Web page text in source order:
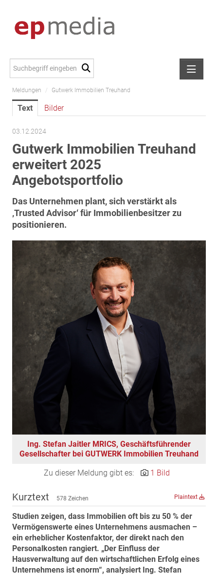
Meldungen
Alexander Peer
amb Development
ATL Immoinvest
AURE Immobilien
Austria Sotheby's International Realty
City Park Vienna
CTP Österreich
EDEX Immobilien
epmedia Werbeagentur
ESTINA Immobilien
Grossmann + Kaswurm Immobilien
Gutwerk Immobilien Treuhand
HANDLER Gruppe
HARING Group
HARING Group + WINEGG Realitäten
HNP architects
IG Immobilien
IMMOBILIEN MAGAZIN VERLAG
IMMOcontract
KOBAN SÜDVERS
MST Muhr
Salon Real
Savoir Vivre Group
Schwabenhaus
STEUP Realitäten
STIX + Partner
Meldungen / Gutwerk Immobilien Treuhand
Text Bilder
03.12.2024
Gutwerk Immobilien Treuhand
erweitert 2025
Angebotsportfolio
Das Unternehmen plant, sich verstärkt als
‚Trusted Advisor‘ für Immobilienbesitzer zu
positionieren.
Ing. Stefan Jaitler MRICS, Geschäftsführender
Gesellschafter bei GUTWERK Immobilien Treuhand
Zu dieser Meldung gibt es: 1 Bild
Kurztext 578 Zeichen Plaintext
Studien zeigen, dass Immobilien oft bis zu 50 % der
Vermögenswerte eines Unternehmens ausmachen –
ein erheblicher Kostenfaktor, der direkt nach den
Personalkosten rangiert. „Der Einfluss der
Hausverwaltung auf den wirtschaftlichen Erfolg eines
Unternehmens ist enorm“, analysiert Ing. Stefan